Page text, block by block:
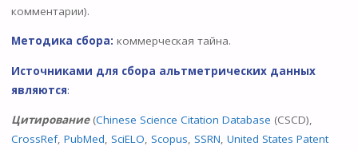
комментарии).
Методика сбора: коммерческая тайна.
Источниками для сбора альтметрических данных
являются:
Цитирование(Chinese Science Citation Database (CSCD),
CrossRef, PubMed, SciELO, Scopus, SSRN, United States Patent